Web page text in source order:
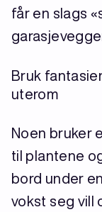
får en slags
Bruk
uterom
Noen bruker
til plantene
bord under
vokst seg vill